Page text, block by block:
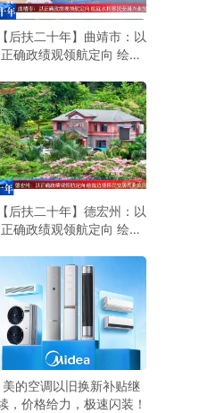
【后扶二十年】曲靖市：以
正确政绩观领航定向 绘就
景
【后扶二十年】德宏州：以
正确政绩观领航定向 绘就
新画卷
美的空调以旧换新补贴继
，价格给力，极速闪装！